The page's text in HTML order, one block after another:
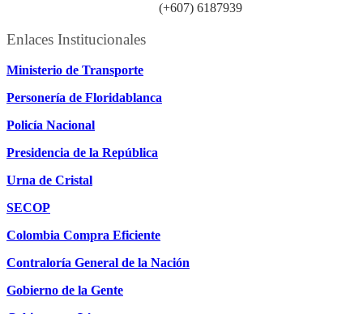
(+607) 6187939
Enlaces Institucionales
Ministerio de Transporte
Personería de Floridablanca
Policía Nacional
Presidencia de la República
Urna de Cristal
SECOP
Colombia Compra Eficiente
Contraloría General de la Nación
Gobierno de la Gente